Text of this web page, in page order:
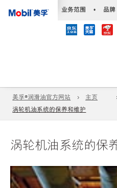
业务范围 • 品牌
美孚®润滑油官方网站 主页
涡轮机油系统的保养和维护
涡轮机油系统的保